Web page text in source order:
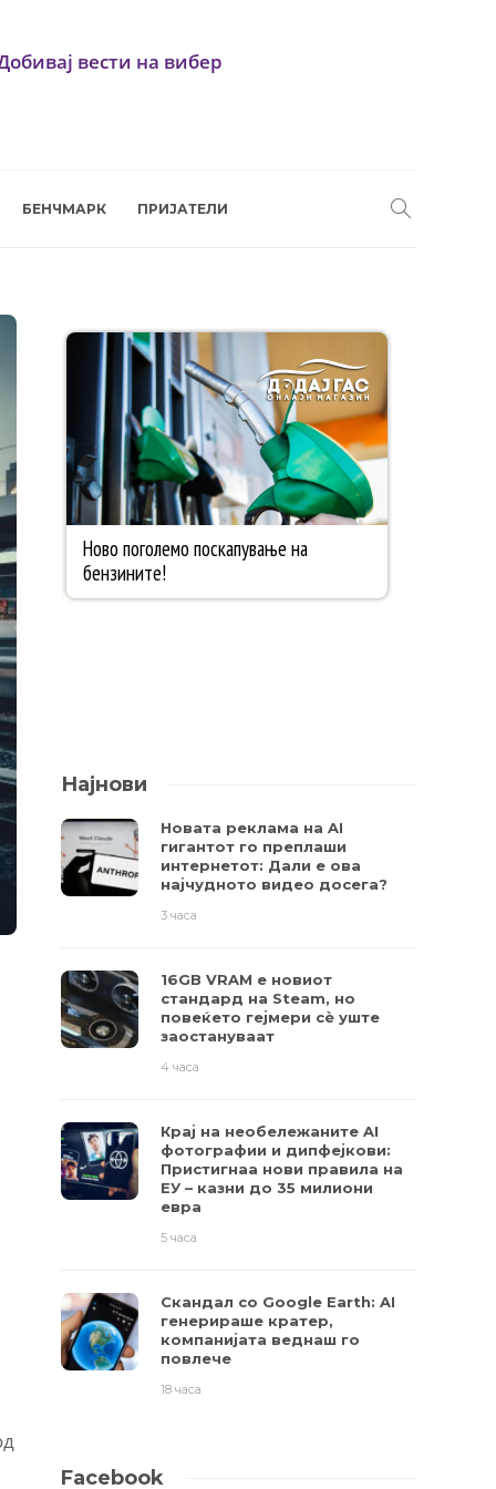
вести на вибер
БЕНЧМАРК ПРИЈАТЕЛИ
Најнови
Новата реклама на AI
гигантот го преплаши
интернетот: Дали е ова
најчудното видео досега?
3 часа
16GB VRAM е новиот
стандард на Steam, но
повеќето гејмери ​​сè уште
заостануваат
4 часа
Крај на необележаните AI
фотографии и дипфејкови:
Пристигнаа нови правила на
ЕУ – казни до 35 милиони
евра
5 часа
Скандал со Google Earth: AI
генерираше кратер,
компанијата веднаш го
повлече
18 часа
Facebook